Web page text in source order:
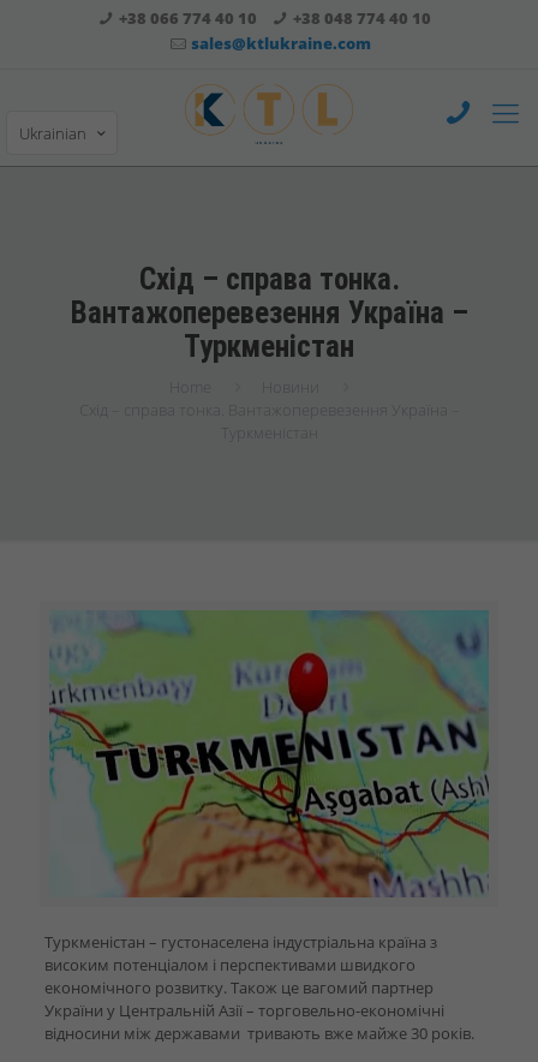
+38 066 774 40 10
+38 048 774 40 10
sales@ktlukraine.com
Ukrainian
Схід – справа тонка.
Вантажоперевезення Україна –
Туркменістан
Home
Новини
Схід – справа тонка. Вантажоперевезення Україна –
Туркменістан
Туркменістан – густонаселена індустріальна країна з
високим потенціалом і перспективами швидкого
економічного розвитку. Також це вагомий партнер
України у Центральній Азії– торговельно-економічні
відносини між державами тривають вже майже 30 років.